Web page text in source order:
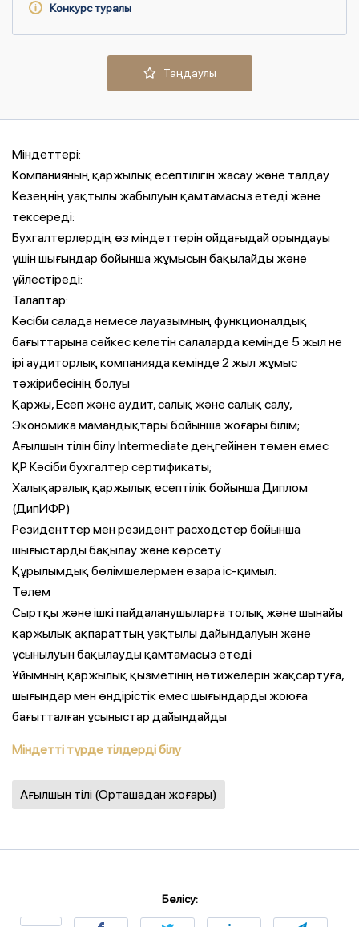
Конкурс туралы
Таңдаулы
Міндеттері:
Компанияның қаржылық есептілігін жасау және талдау
Кезеңнің уақтылы жабылуын қамтамасыз етеді және
тексереді:
Бухгалтерлердің өз міндеттерін ойдағыдай орындауы
үшін шығындар бойынша жұмысын бақылайды және
үйлестіреді:
Талаптар:
Кәсіби салада немесе лауазымның функционалдық
бағыттарына сәйкес келетін салаларда кемінде 5 жыл не
ірі аудиторлық компанияда кемінде 2 жыл жұмыс
тәжірибесінің болуы
Қаржы, Есеп және аудит, салық және салық салу,
Экономика мамандықтары бойынша жоғары білім;
Ағылшын тілін білу Intermediate деңгейінен төмен емес
ҚР Кәсіби бухгалтер сертификаты;
Халықаралық қаржылық есептілік бойынша Диплом
(ДипИФР)
Резиденттер мен резидент расходстер бойынша
шығыстарды бақылау және көрсету
Құрылымдық бөлімшелермен өзара іс-қимыл:
Төлем
Сыртқы және ішкі пайдаланушыларға толық және шынайы
қаржылық ақпараттың уақтылы дайындалуын және
ұсынылуын бақылауды қамтамасыз етеді
Ұйымның қаржылық қызметінің нәтижелерін жақсартуға,
шығындар мен өндірістік емес шығындарды жоюға
бағытталған ұсыныстар дайындайды
Міндетті түрде тілдерді білу
Ағылшын тілі (Орташадан жоғары)
Бөлісу: